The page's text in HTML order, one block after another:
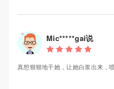
Mic*****gai说
真想狠狠地干她，让她白浆出来，